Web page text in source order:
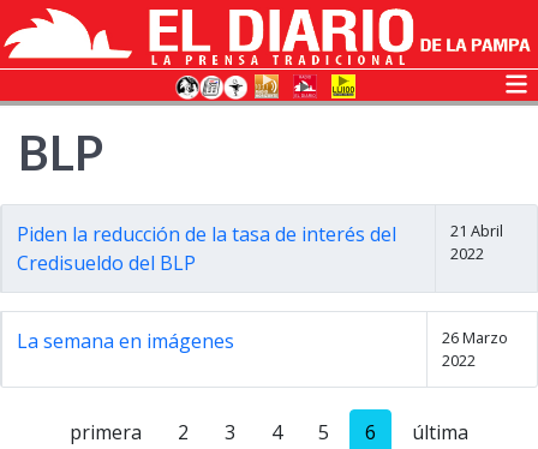
BLP
Piden la reducción de la tasa de interés del
Credisueldo del BLP
21 Abril
2022
La semana en imágenes
26 Marzo
2022
primera 2 3 4 5 6 última